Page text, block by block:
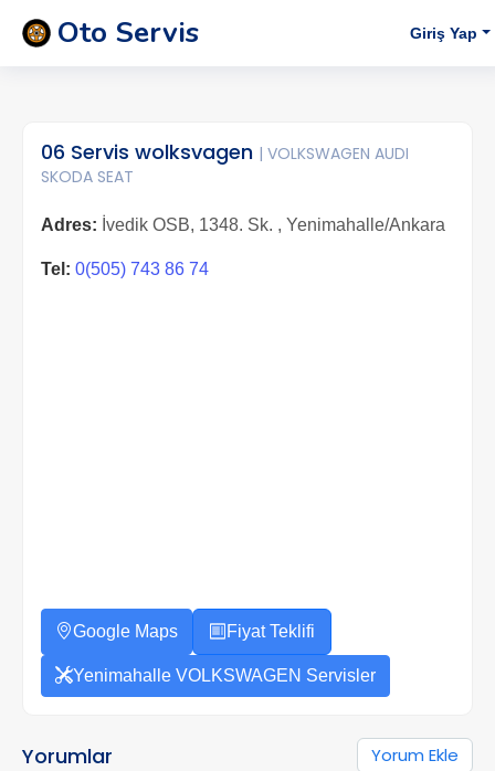
Oto Servis Giriş Yap
06 Servis wolksvagen | VOLKSWAGEN AUDI
SKODA SEAT
Adres: İvedik OSB, 1348. Sk. , Yenimahalle/Ankara
Tel: 0(505) 743 86 74
Google Maps Fiyat Teklifi
Yenimahalle VOLKSWAGEN Servisler
Yorumlar Yorum Ekle